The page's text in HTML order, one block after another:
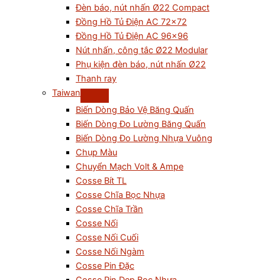
Đèn báo, nút nhấn Ø22 Compact
Đồng Hồ Tủ Điện AC 72×72
Đồng Hồ Tủ Điện AC 96×96
Nút nhấn, công tắc Ø22 Modular
Phụ kiện đèn báo, nút nhấn Ø22
Thanh ray
Taiwan
Biến Dòng Bảo Vệ Băng Quấn
Biến Dòng Đo Lường Băng Quấn
Biến Dòng Đo Lường Nhựa Vuông
Chụp Màu
Chuyển Mạch Volt & Ampe
Cosse Bít TL
Cosse Chĩa Bọc Nhựa
Cosse Chĩa Trần
Cosse Nối
Cosse Nối Cuối
Cosse Nối Ngàm
Cosse Pin Đặc